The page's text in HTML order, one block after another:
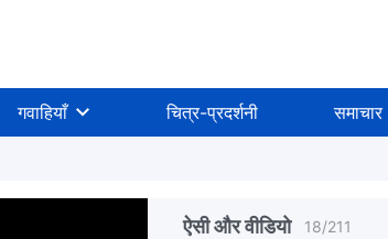
गवाहियाँ चित्र-प्रदर्शनी समाचार
ऐसी और वीडियो 18/211